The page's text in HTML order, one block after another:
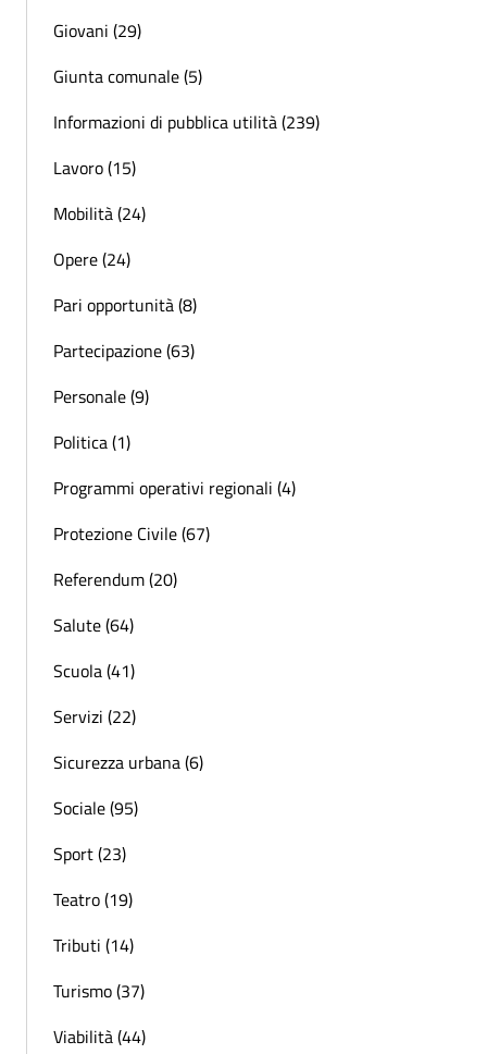
Giovani (29)
Giunta comunale (5)
Informazioni di pubblica utilità (239)
Lavoro (15)
Mobilità (24)
Opere (24)
Pari opportunità (8)
Partecipazione (63)
Personale (9)
Politica (1)
Programmi operativi regionali (4)
Protezione Civile (67)
Referendum (20)
Salute (64)
Scuola (41)
Servizi (22)
Sicurezza urbana (6)
Sociale (95)
Sport (23)
Teatro (19)
Tributi (14)
Turismo (37)
Viabilità (44)